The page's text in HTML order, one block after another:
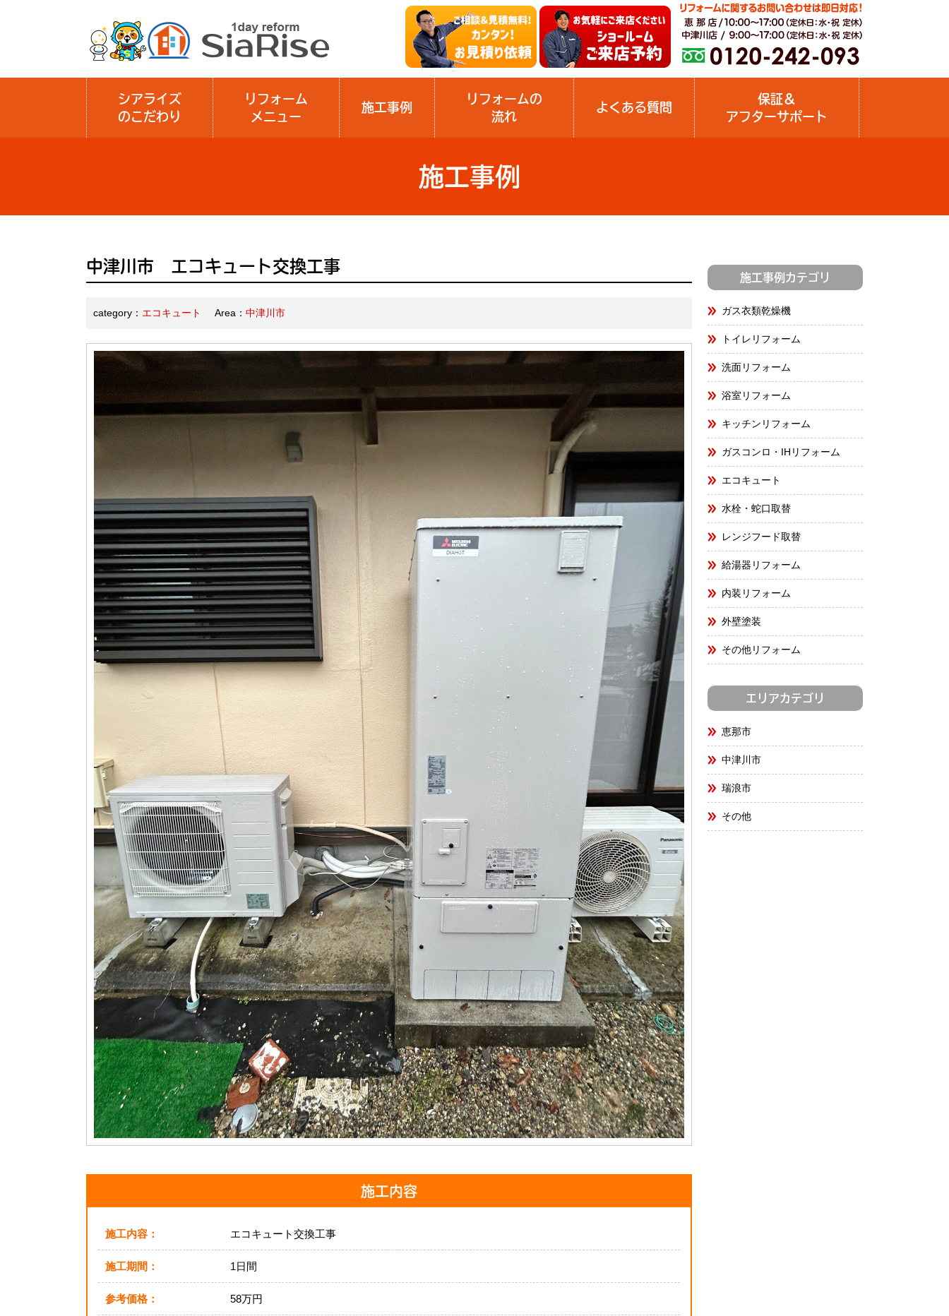
シアライズ
のこだわり
リフォーム
メニュー
施工事例
リフォームの
流れ
よくある質問
保証＆
アフターサポート
施工事例
中津川市 エコキュート交換工事
category： エコキュート Area： 中津川市
施工内容
施工内容： エコキュート交換工事
施工期間： 1日間
参考価格： 58万円
施工事例カテゴリ
ガス衣類乾燥機
トイレリフォーム
洗面リフォーム
浴室リフォーム
キッチンリフォーム
ガスコンロ・IHリフォーム
エコキュート
水栓・蛇口取替
レンジフード取替
給湯器リフォーム
内装リフォーム
外壁塗装
その他リフォーム
エリアカテゴリ
恵那市
中津川市
瑞浪市
その他